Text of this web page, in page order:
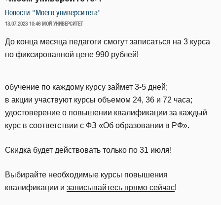
Новости "Моего университета"
ОПУБЛИКОВАНО
13.07.2023 10:46 МОЙ УНИВЕРСИТЕТ
До конца месяца педагоги смогут записаться на 3 курса
по фиксированной цене 990 рублей!
обучение по каждому курсу займет 3-5 дней;
в акции участвуют курсы объемом 24, 36 и 72 часа;
удостоверение о повышении квалификации за каждый
курс в соответствии с ФЗ «Об образовании в РФ».
Скидка будет действовать только по 31 июля!
Выбирайте необходимые курсы повышения
квалификации и записывайтесь прямо сейчас!